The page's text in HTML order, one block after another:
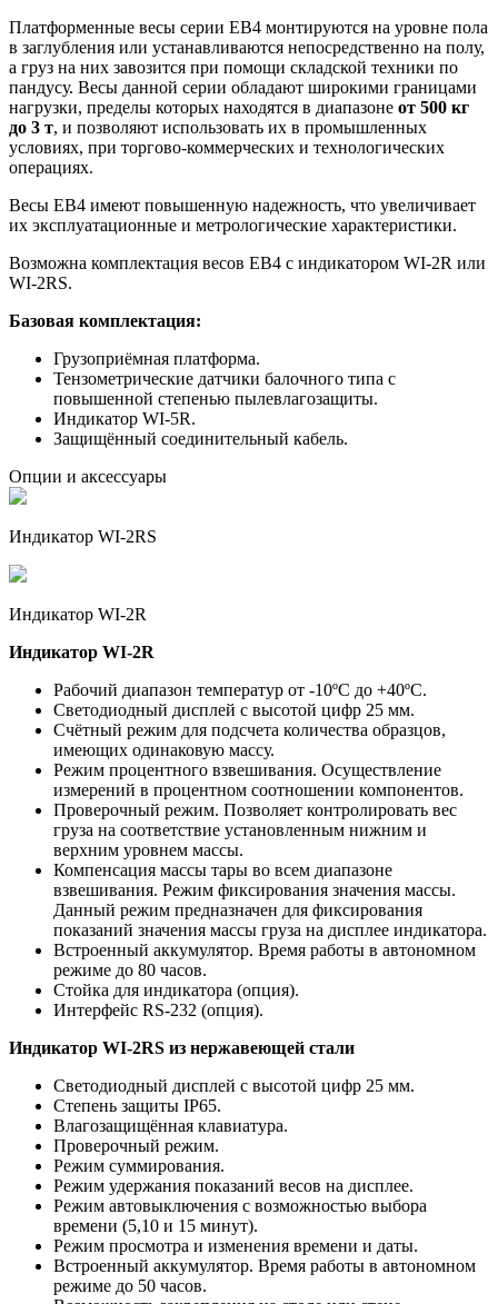
Платформенные весы серии ЕВ4 монтируются на уровне пола
в заглубления или устанавливаются непосредственно на полу,
а груз на них завозится при помощи складской техники по
пандусу. Весы данной серии обладают широкими границами
нагрузки, пределы которых находятся в диапазоне от 500 кг
до 3 т, и позволяют использовать их в промышленных
условиях, при торгово-коммерческих и технологических
операциях.
Весы ЕВ4 имеют повышенную надежность, что увеличивает
их эксплуатационные и метрологические характеристики.
Возможна комплектация весов ЕВ4 с индикатором WI-2R или
WI-2RS.
Базовая комплектация:
Грузоприёмная платформа.
Тензометрические датчики балочного типа с
повышенной степенью пылевлагозащиты.
Индикатор WI-5R.
Защищённый соединительный кабель.
Опции и аксессуары
Индикатор WI-2RS
Индикатор WI-2R
Индикатор WI-2R
Рабочий диапазон температур от -10ºС до +40ºС.
Светодиодный дисплей с высотой цифр 25 мм.
Счётный режим для подсчета количества образцов,
имеющих одинаковую массу.
Режим процентного взвешивания. Осуществление
измерений в процентном соотношении компонентов.
Проверочный режим. Позволяет контролировать вес
груза на соответствие установленным нижним и
верхним уровнем массы.
Компенсация массы тары во всем диапазоне
взвешивания. Режим фиксирования значения массы.
Данный режим предназначен для фиксирования
показаний значения массы груза на дисплее индикатора.
Встроенный аккумулятор. Время работы в автономном
режиме до 80 часов.
Стойка для индикатора (опция).
Интерфейс RS-232 (опция).
Индикатор WI-2RS из нержавеющей стали
Светодиодный дисплей с высотой цифр 25 мм.
Степень защиты IP65.
Влагозащищённая клавиатура.
Проверочный режим.
Режим суммирования.
Режим удержания показаний весов на дисплее.
Режим автовыключения с возможностью выбора
времени (5,10 и 15 минут).
Режим просмотра и изменения времени и даты.
Встроенный аккумулятор. Время работы в автономном
режиме до 50 часов.